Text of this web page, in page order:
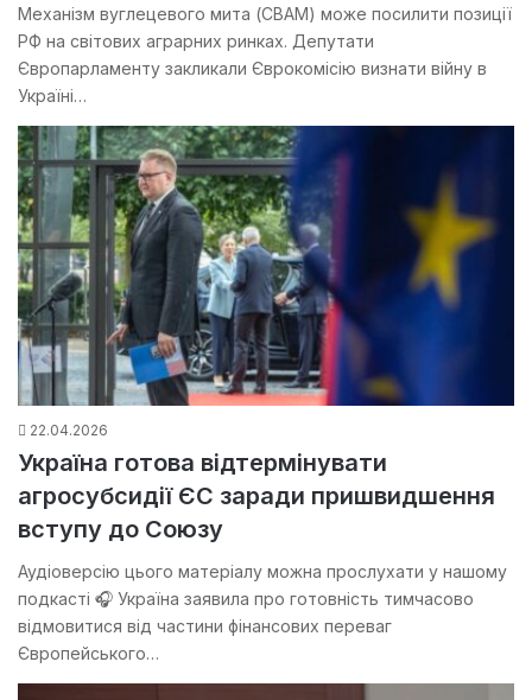
Механізм вуглецевого мита (CBAM) може посилити позиції
РФ на світових аграрних ринках. Депутати
Європарламенту закликали Єврокомісію визнати війну в
Україні…
22.04.2026
Україна готова відтермінувати
агросубсидії ЄС заради пришвидшення
вступу до Союзу
Аудіоверсію цього матеріалу можна прослухати у нашому
подкасті 🎧 Україна заявила про готовність тимчасово
відмовитися від частини фінансових переваг
Європейського…